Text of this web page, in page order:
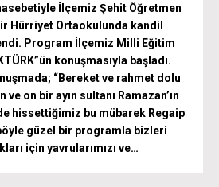
İlçemiz Şehit Öğretmen
Hürriyet Ortaokulunda kandil
Program İlçemiz Milli Eğitim
konuşmasıyla başladı.
“Bereket ve rahmet dolu
ve on bir ayın sultanı Ramazan’ın
hissettiğimiz bu mübarek Regaip
güzel bir programla bizleri
için yavrularımızı ve…